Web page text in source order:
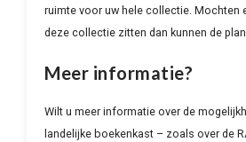
ruimte voor uw hele collectie. Mochten
deze collectie zitten dan kunnen de
Meer informatie?
Wilt u meer informatie over de
landelijke boekenkast – zoals over de